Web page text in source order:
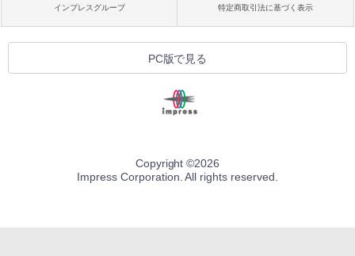
インプレスグループ 特定商取引法に基づく表示
PC版で見る
Copyright ©2026
Impress Corporation. All rights reserved.